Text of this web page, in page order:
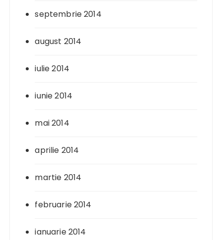
septembrie 2014
august 2014
iulie 2014
iunie 2014
mai 2014
aprilie 2014
martie 2014
februarie 2014
ianuarie 2014